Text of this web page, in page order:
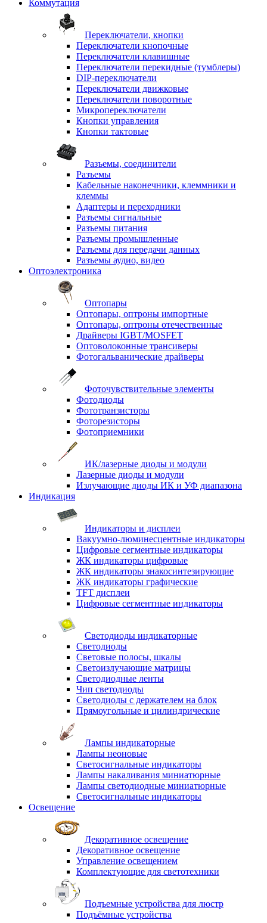
Коммутация
Переключатели, кнопки
Переключатели кнопочные
Переключатели клавишные
Переключатели перекидные (тумблеры)
DIP-переключатели
Переключатели движковые
Переключатели поворотные
Микропереключатели
Кнопки управления
Кнопки тактовые
Разъемы, соединители
Разъемы
Кабельные наконечники, клеммники и
клеммы
Адаптеры и переходники
Разъемы сигнальные
Разъемы питания
Разъемы промышленные
Разъемы для передачи данных
Разъемы аудио, видео
Оптоэлектроника
Оптопары
Оптопары, оптроны импортные
Оптопары, оптроны отечественные
Драйверы IGBT/MOSFET
Оптоволоконные трансиверы
Фотогальванические драйверы
Фоточувствительные элементы
Фотодиоды
Фототранзисторы
Фоторезисторы
Фотоприемники
ИК/лазерные диоды и модули
Лазерные диоды и модули
Излучающие диоды ИК и УФ диапазона
Индикация
Индикаторы и дисплеи
Вакуумно-люминесцентные индикаторы
Цифровые сегментные индикаторы
ЖК индикаторы цифровые
ЖК индикаторы знакосинтезирующие
ЖК индикаторы графические
TFT дисплеи
Цифровые сегментные индикаторы
Светодиоды индикаторные
Светодиоды
Световые полосы, шкалы
Светоизлучающие матрицы
Светодиодные ленты
Чип светодиоды
Светодиоды с держателем на блок
Прямоугольные и цилиндрические
Лампы индикаторные
Лампы неоновые
Светосигнальные индикаторы
Лампы накаливания миниатюрные
Лампы светодиодные миниатюрные
Светосигнальные индикаторы
Освещение
Декоративное освещение
Декоративное освещение
Управление освещением
Комплектующие для светотехники
Подъемные устройства для люстр
Подъёмные устройства